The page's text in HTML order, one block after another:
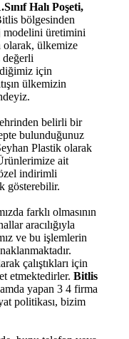
Halı Poşeti,
bölgesinden
modelini üretimini
olarak, ülkemize
değerli
için
ülkemizin
belirli bir
bulunduğunuz
Plastik olarak
ait
indirimli
gösterebilir.
farklı olmasının
aracılığıyla
ve bu işlemlerin
çalıştıkları için
etmektedirler. Bitlis
yapan 3 4 firma
politikası, bizim